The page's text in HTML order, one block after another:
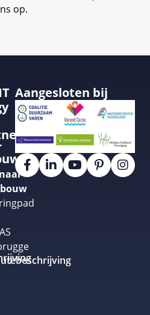
op.
Aangesloten bij